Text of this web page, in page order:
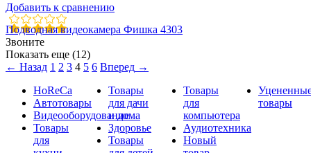
Добавить к сравнению
Подводная видеокамера Фишка 4303
Звоните
Показать еще (12)
← Назад 1 2 3 4 5 6 Вперед →
HoReCa
Автотовары
Видеооборудование
Товары
для
Товары
для дачи
и дома
Здоровье
Товары
Товары
для
компьютера
Аудиотехника
Новый
товары